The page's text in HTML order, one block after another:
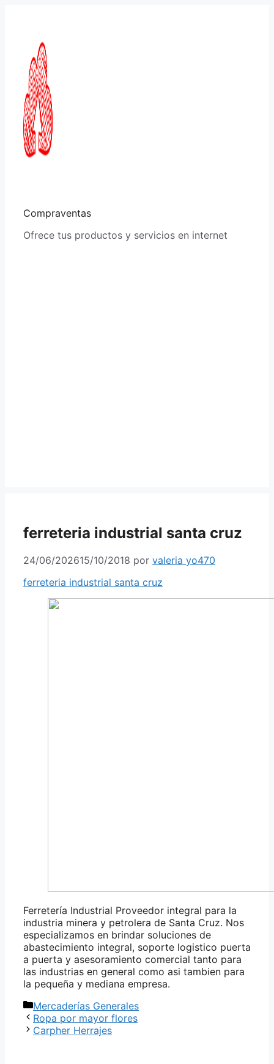
Compraventas
Ofrece tus productos y servicios en internet
ferreteria industrial santa cruz
24/06/202615/10/2018 por valeria yo470
ferreteria industrial santa cruz
Ferretería Industrial Proveedor integral para la
industria minera y petrolera de Santa Cruz. Nos
especializamos en brindar soluciones de
abastecimiento integral, soporte logistico puerta
a puerta y asesoramiento comercial tanto para
las industrias en general como asi tambien para
la pequeña y mediana empresa.
Categorías
Mercaderías Generales
Ropa por mayor flores
Carpher Herrajes